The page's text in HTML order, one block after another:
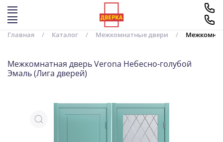
Перейти к содержимому
Главная Каталог Межкомнатные двери
Межкомнатная дверь Verona Небесно-голубой
Эмаль (Лига дверей)